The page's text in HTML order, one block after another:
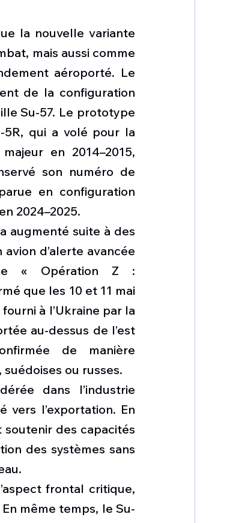
la nouvelle variante
mais aussi comme
aéroporté. Le
de la configuration
Su-57. Le prototype
qui a volé pour la
en 2014–2015,
son numéro de
en configuration
2024–2025.
augmenté suite à des
d’alerte avancée
« Opération Z :
que les 10 et 11 mai
à l’Ukraine par la
au-dessus de l’est
de manière
ou russes.
dans l’industrie
vers l’exportation. En
des capacités
des systèmes sans
frontal critique,
même temps, le Su-